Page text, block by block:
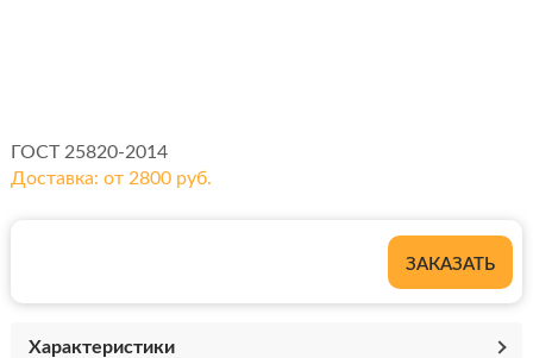
ГОСТ 25820-2014
Доставка: от 2800 руб.
ЗАКАЗАТЬ
Характеристики